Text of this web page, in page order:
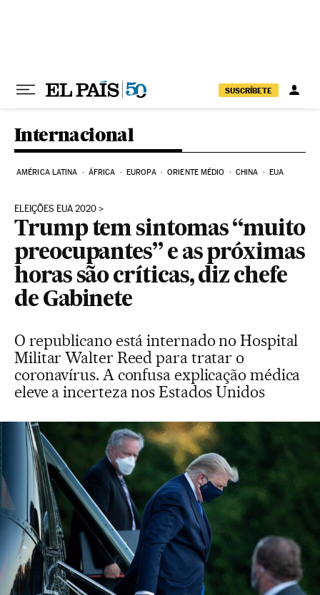
SUSCRÍBETE
Internacional
AMÉRICA LATINA ÁFRICA EUROPA ORIENTE MÉDIO CHINA EUA
ELEIÇÕES EUA 2020
Trump tem sintomas “muito
preocupantes” e as próximas
horas são críticas, diz chefe
de Gabinete
O republicano está internado no Hospital
Militar Walter Reed para tratar o
coronavírus. A confusa explicação médica
eleve a incerteza nos Estados Unidos